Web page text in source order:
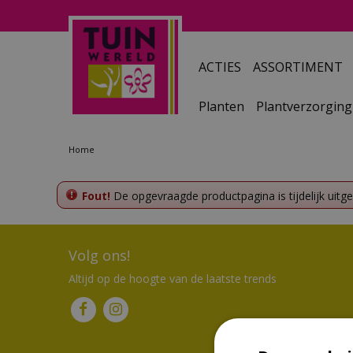
Home
ACTIES ASSORTIMENT
Planten Plantverzorging
Fout! De opgevraagde productpagina is tijdelijk
Volg ons!
Altijd op de hoogte van de laatste trends